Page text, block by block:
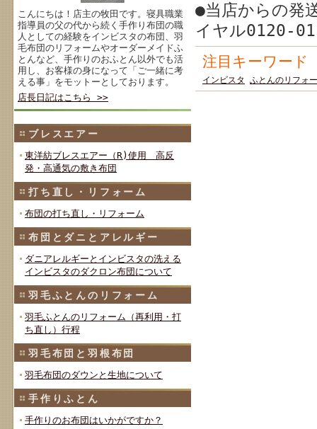
こんにちは！店主の牧田です。寝具職業
指導員の父の代から続く手作り布団の職
人としての経験をインビスタの布団、羽
毛布団のリフォームやオーダーメイドふ
とんなど、手作りのおふとん以外でも活
用し、お客様の身になって「ご一緒に考
える事」をモットーとしております。
店長日記はこちら >>
ブレスエアー
東洋紡ブレスエアー（R)使用 高反
発・高通気の敷き布団
打ち直し・リフォーム
布団の打ち直し・リフォーム
布団とダニとアレルギー
ダニアレルギーとインビスタの洗える
インビスタのダクロン布団について
羽毛ふとんのリフォーム
羽毛ふとんのリフォーム（再利用・打
ち直し）行程
羽毛布団と羽根布団
羽毛布団のダウンと生地について
手作りふとん
手作りのお布団はいかがですか？
●当店からの発
イヤル0120-
注目キーワード
インビスタ ふとんのリフォ